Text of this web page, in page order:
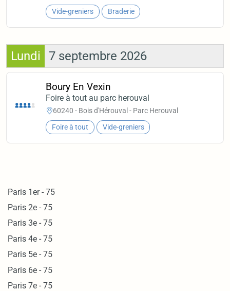
Vide-greniers Braderie
Lundi 7 septembre 2026
Boury En Vexin
Foire à tout au parc herouval
60240 - Bois d'Hérouval - Parc Herouval
Foire à tout Vide-greniers
Paris 1er - 75
Paris 2e - 75
Paris 3e - 75
Paris 4e - 75
Paris 5e - 75
Paris 6e - 75
Paris 7e - 75